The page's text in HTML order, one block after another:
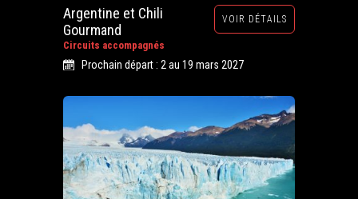
Argentine et Chili
Gourmand
Circuits accompagnés
VOIR DÉTAILS
Prochain départ : 2 au 19 mars 2027